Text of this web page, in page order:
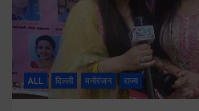
ALL दिल्ली मनोरंजन राज्य